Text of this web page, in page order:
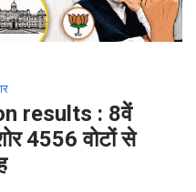
results : 8वें
4556 वोटों से